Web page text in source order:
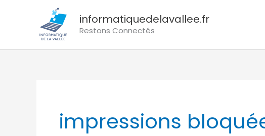
informatiquedelavallee.fr
Restons Connectés
impressions